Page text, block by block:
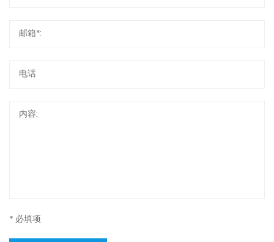
* 必填项